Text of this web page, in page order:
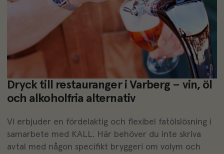
Dryck till restauranger i Varberg – vin, öl
och alkoholfria alternativ
Vi erbjuder en fördelaktig och flexibel fatölslösning i
samarbete med KALL. Här behöver du inte skriva
avtal med någon specifikt bryggeri om volym och